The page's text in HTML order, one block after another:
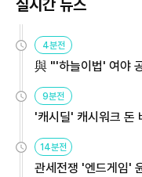
실시간 뉴스
4분전
與 "'하늘이법' 여야
9분전
'캐시딜' 캐시워크 돈
14분전
관세전쟁 '엔드게임'